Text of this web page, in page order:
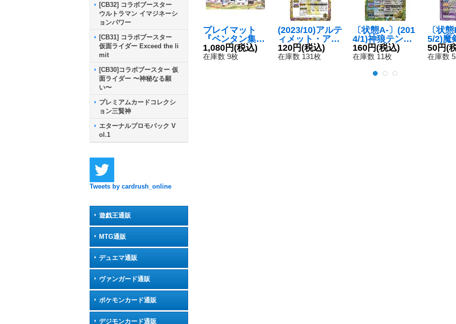
[CB32] コラボブースター
ウルトラマン イマジネーシ
ョンパワー
[CB31] コラボブースター
仮面ライダー Exceed the li
mit
[CB30]コラボブースター 仮
面ライダー 〜神秘なる願
い〜
プレミアムカードコレクシ
ョン三賢神
エターナルプロモパック V
ol.1
Tweets by cardrush_online
遊戯王通販
MTG通販
デュエマ通販
ヴァンガード通販
ポケモンカード通販
デジモンカード通販
プレイマット
『ペンタン集合
絵(PB39)』
【-】{-}《サプ
1,080円(税込)
在庫数 9枚
(2023/10)アルテ
ィメット・アン
クスネーク
【R】{BS66-05
120円(税込)
在庫数 131枚
〔状態A-〕(201
4/1)神狼テンペ
スター【X】{B
S27-X04}《緑》
160円(税込)
在庫数 11枚
〔状
5/2)魔
シラ
録)【M
50円(
在庫数